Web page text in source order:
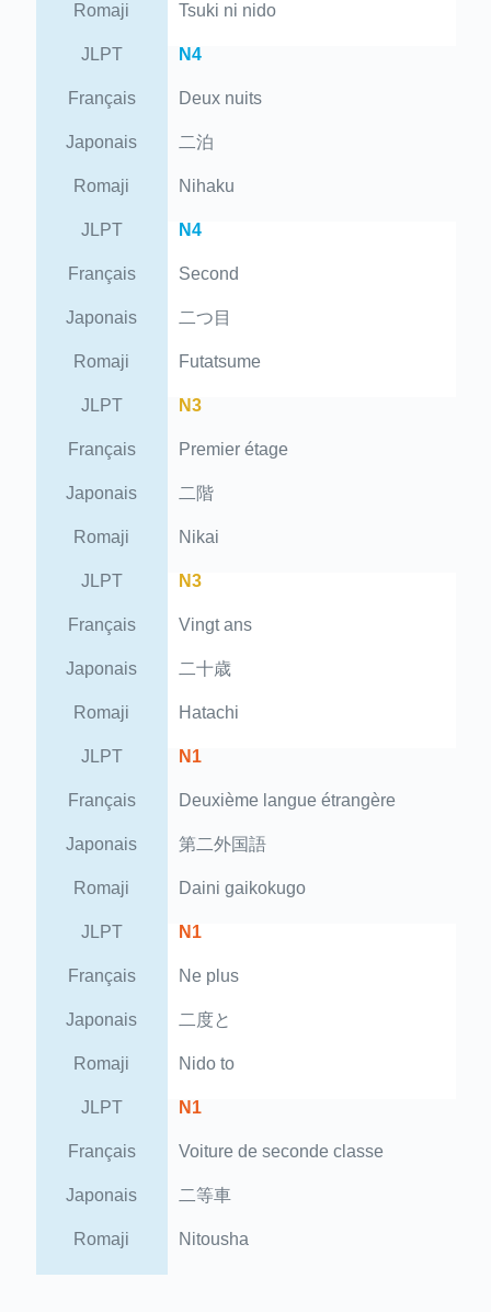
Romaji Tsuki ni nido
JLPT N4
Français Deux nuits
Japonais 二泊
Romaji Nihaku
JLPT N4
Français Second
Japonais 二つ目
Romaji Futatsume
JLPT N3
Français Premier étage
Japonais 二階
Romaji Nikai
JLPT N3
Français Vingt ans
Japonais 二十歳
Romaji Hatachi
JLPT N1
Français Deuxième langue étrangère
Japonais 第二外国語
Romaji Daini gaikokugo
JLPT N1
Français Ne plus
Japonais 二度と
Romaji Nido to
JLPT N1
Français Voiture de seconde classe
Japonais 二等車
Romaji Nitousha